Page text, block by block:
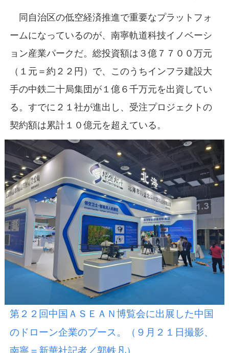
同自治区の低空経済推進で重要なプラットフォ
ームになっているのが、南寧軌道科技イノベーシ
ョン産業パークだ。総投資額は３億７７００万元
（１元＝約２２円）で、このうちインフラ建設大
手の中鉄二十局集団が１億６千万元を出資してい
る。すでに２１社が進出し、受注プロジェクトの
契約額は累計１０億元を超えている。
第２２回中国ＡＳＥＡＮ博覧会に出展した中国
のドローン企業のブース。（９月２１日撮影、
南寧＝新華社記者／郭軼凡）